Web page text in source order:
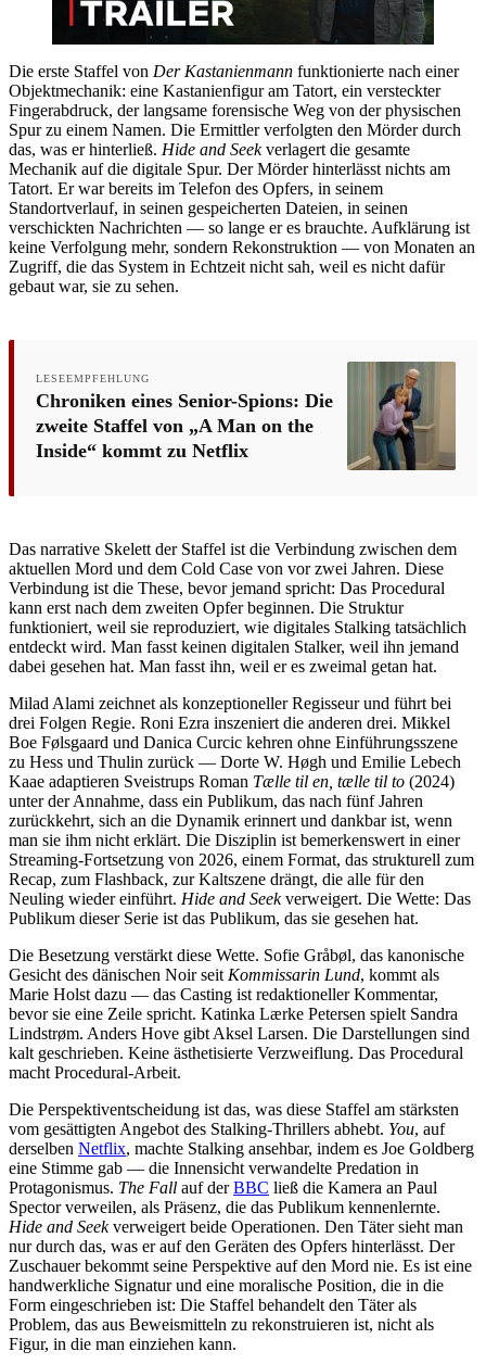
Die erste Staffel von Der Kastanienmann funktionierte nach einer
Objektmechanik: eine Kastanienfigur am Tatort, ein versteckter
Fingerabdruck, der langsame forensische Weg von der physischen
Spur zu einem Namen. Die Ermittler verfolgten den Mörder durch
das, was er hinterließ. Hide and Seekverlagert die gesamte
Mechanik auf die digitale Spur. Der Mörder hinterlässt nichts am
Tatort. Er war bereits im Telefon des Opfers, in seinem
Standortverlauf, in seinen gespeicherten Dateien, in seinen
verschickten Nachrichten — so lange er es brauchte. Aufklärung ist
keine Verfolgung mehr, sondern Rekonstruktion — von Monaten an
Zugriff, die das System in Echtzeit nicht sah, weil es nicht dafür
gebaut war, sie zu sehen.
LESEEMPFEHLUNG
Chroniken eines Senior-Spions: Die
zweite Staffel von „A Man on the
Inside“ kommt zu Netflix
Das narrative Skelett der Staffel ist die Verbindung zwischen dem
aktuellen Mord und dem Cold Case von vor zwei Jahren. Diese
Verbindung ist die These, bevor jemand spricht: Das Procedural
kann erst nach dem zweiten Opfer beginnen. Die Struktur
funktioniert, weil sie reproduziert, wie digitales Stalking tatsächlich
entdeckt wird. Man fasst keinen digitalen Stalker, weil ihn jemand
dabei gesehen hat. Man fasst ihn, weil er es zweimal getan hat.
Milad Alami zeichnet als konzeptioneller Regisseur und führt bei
drei Folgen Regie. Roni Ezra inszeniert die anderen drei. Mikkel
Boe Følsgaard und Danica Curcic kehren ohne Einführungsszene
zu Hess und Thulin zurück — Dorte W. Høgh und Emilie Lebech
Kaae adaptieren Sveistrups Roman Tælle til en, tælle til to (2024)
unter der Annahme, dass ein Publikum, das nach fünf Jahren
zurückkehrt, sich an die Dynamik erinnert und dankbar ist, wenn
man sie ihm nicht erklärt. Die Disziplin ist bemerkenswert in einer
Streaming-Fortsetzung von 2026, einem Format, das strukturell zum
Recap, zum Flashback, zur Kaltszene drängt, die alle für den
Neuling wieder einführt. Hide and Seekverweigert. Die Wette: Das
Publikum dieser Serie ist das Publikum, das sie gesehen hat.
Die Besetzung verstärkt diese Wette. Sofie Gråbøl, das kanonische
Gesicht des dänischen Noir seit Kommissarin Lund, kommt als
Marie Holst dazu — das Casting ist redaktioneller Kommentar,
bevor sie eine Zeile spricht. Katinka Lærke Petersen spielt Sandra
Lindstrøm. Anders Hove gibt Aksel Larsen. Die Darstellungen sind
kalt geschrieben. Keine ästhetisierte Verzweiflung. Das Procedural
macht Procedural-Arbeit.
Die Perspektiventscheidung ist das, was diese Staffel am stärksten
vom gesättigten Angebot des Stalking-Thrillers abhebt. You, auf
derselben Netflix, machte Stalking ansehbar, indem es Joe Goldberg
eine Stimme gab — die Innensicht verwandelte Predation in
Protagonismus. The Fall auf derBBC ließ die Kamera an Paul
Spector verweilen, als Präsenz, die das Publikum kennenlernte.
Hide and Seekverweigert beide Operationen. Den Täter sieht man
nur durch das, was er auf den Geräten des Opfers hinterlässt. Der
Zuschauer bekommt seine Perspektive auf den Mord nie. Es ist eine
handwerkliche Signatur und eine moralische Position, die in die
Form eingeschrieben ist: Die Staffel behandelt den Täter als
Problem, das aus Beweismitteln zu rekonstruieren ist, nicht als
Figur, in die man einziehen kann.